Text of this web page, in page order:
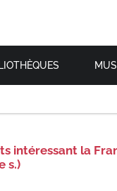
intéressant la
s.)